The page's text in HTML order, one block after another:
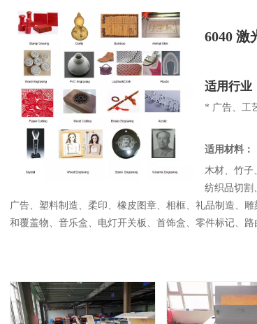
6040 激
适用行业
* 广告、工
适用材料：
木材、竹子
纺织品切割
广告、塑料制造、柔印、橡皮图章、相框、礼品制造、
和覆盖物、音乐盒、电灯开关板、首饰盒、零件标记、